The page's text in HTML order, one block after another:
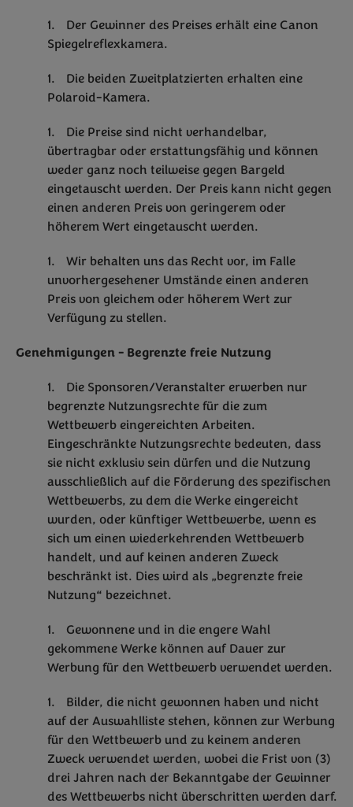
Der Gewinner des Preises erhält eine Canon
Spiegelreflexkamera.
Die beiden Zweitplatzierten erhalten eine
Polaroid-Kamera.
Die Preise sind nicht verhandelbar,
übertragbar oder erstattungsfähig und können
weder ganz noch teilweise gegen Bargeld
eingetauscht werden. Der Preis kann nicht gegen
einen anderen Preis von geringerem oder
höherem Wert eingetauscht werden.
Wir behalten uns das Recht vor, im Falle
unvorhergesehener Umstände einen anderen
Preis von gleichem oder höherem Wert zur
Verfügung zu stellen.
Genehmigungen - Begrenzte freie Nutzung
Die Sponsoren/Veranstalter erwerben nur
begrenzte Nutzungsrechte für die zum
Wettbewerb eingereichten Arbeiten.
Eingeschränkte Nutzungsrechte bedeuten, dass
sie nicht exklusiv sein dürfen und die Nutzung
ausschließlich auf die Förderung des spezifischen
Wettbewerbs, zu dem die Werke eingereicht
wurden, oder künftiger Wettbewerbe, wenn es
sich um einen wiederkehrenden Wettbewerb
handelt, und auf keinen anderen Zweck
beschränkt ist. Dies wird als „begrenzte freie
Nutzung“ bezeichnet.
Gewonnene und in die engere Wahl
gekommene Werke können auf Dauer zur
Werbung für den Wettbewerb verwendet werden.
Bilder, die nicht gewonnen haben und nicht
auf der Auswahlliste stehen, können zur Werbung
für den Wettbewerb und zu keinem anderen
Zweck verwendet werden, wobei die Frist von (3)
drei Jahren nach der Bekanntgabe der Gewinner
des Wettbewerbs nicht überschritten werden darf.